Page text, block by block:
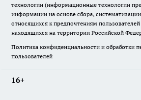
технологии (информационные технологии
информации на основе сбора,
относящихся к предпочтениям
находящихся на территории Российской
Политика конфиденциальности и обработки
пользователей
16+